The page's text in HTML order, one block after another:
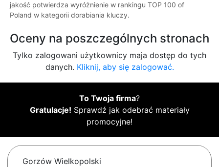
jakość potwierdza wyróżnienie w rankingu TOP 100 of
Poland w kategorii dorabiania kluczy.
Oceny na poszczególnych stronach
Tylko zalogowani użytkownicy maja dostęp do tych
danych. Kliknij, aby się zalogować.
To Twoja firma?
Gratulacje! Sprawdź jak odebrać materiały
promocyjne!
Gorzów Wielkopolski